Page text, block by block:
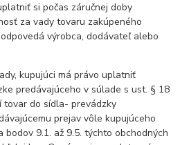
si počas záručnej doby
za vady tovaru zakúpeného
výrobca, dodávateľ alebo
kupujúci má právo uplatniť
predávajúceho v súlade s ust. § 18
tovar do sídla- prevádzky
prejav vôle kupujúceho
9.1. až 9.5. týchto obchodných